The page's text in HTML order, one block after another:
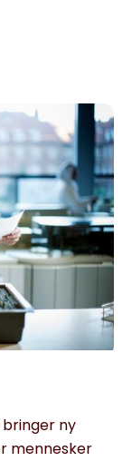
ny
mennesker